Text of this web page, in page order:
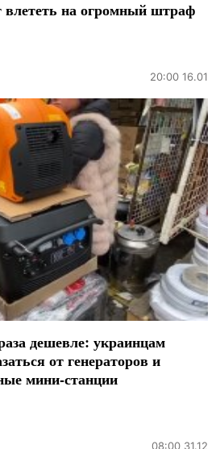
влететь на огромный штраф
20:00 16.01
дешевле: украинцам
от генераторов и
мини-станции
08:00 31.12